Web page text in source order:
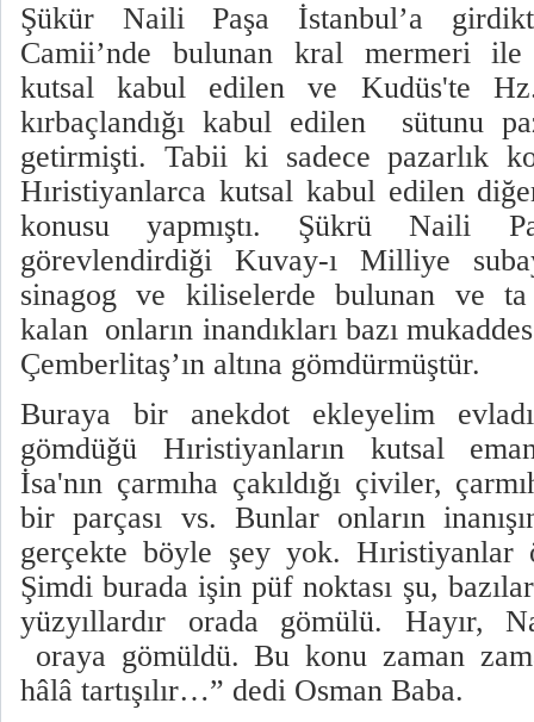
Şükür Naili Paşa İstanbul’a
Camii’nde bulunan kral mermeri ile
kutsal kabul edilen ve Kudüs'te
kırbaçlandığı kabul edilen
sütunu
getirmişti. Tabii ki sadece pazarlık
Hıristiyanlarca kutsal kabul edilen
konusu yapmıştı. Şükrü Naili
görevlendirdiği Kuvay-ı Milliye
sinagog ve kiliselerde bulunan ve ta
kalan onların inandıkları bazı
Çemberlitaş’ın altına gömdürmüştür.
Buraya bir anekdot ekleyelim
gömdüğü Hıristiyanların kutsal
İsa'nın çarmıha çakıldığı çiviler,
bir parçası vs. Bunlar onların
gerçekte böyle şey yok.
Şimdi burada işin püf noktası şu,
yüzyıllardır orada gömülü. Hayır,
oraya gömüldü. Bu konu zaman
hâlâ tartışılır…” dedi Osman Baba.